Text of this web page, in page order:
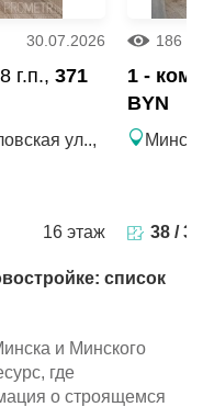
30.07.2026
г.п., 371
ул..,
16 этаж
186
1 -
BYN
38 /
список
и Минского
где
о строящемся